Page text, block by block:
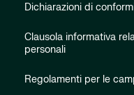
Dichiarazioni di
Clausola informativa
personali
Regolamenti per le